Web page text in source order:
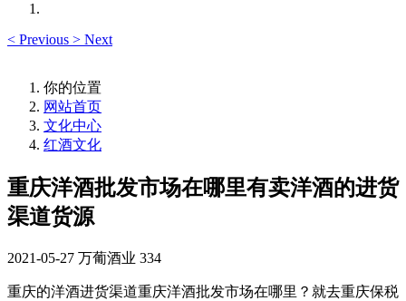
< Previous > Next
你的位置
网站首页
文化中心
红酒文化
重庆洋酒批发市场在哪里有卖洋酒的进货
渠道货源
2021-05-27 万葡酒业 334
重庆的洋酒进货渠道重庆洋酒批发市场在哪里？就去重庆保税